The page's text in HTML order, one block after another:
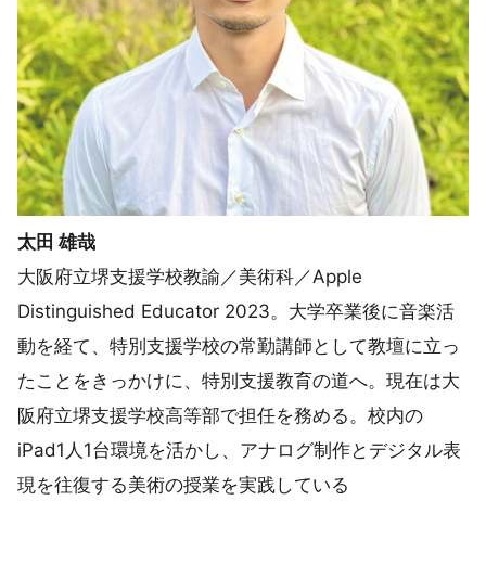
太田 雄哉
大阪府立堺支援学校教諭／美術科／Apple
Distinguished Educator 2023。大学卒業後に音楽活
動を経て、特別支援学校の常勤講師として教壇に立っ
たことをきっかけに、特別支援教育の道へ。現在は大
阪府立堺支援学校高等部で担任を務める。校内の
iPad1人1台環境を活かし、アナログ制作とデジタル表
現を往復する美術の授業を実践している